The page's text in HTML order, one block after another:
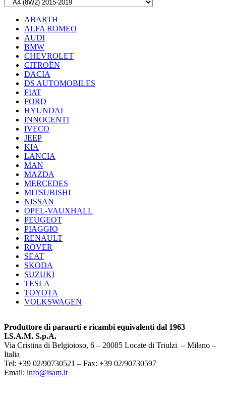
ABARTH
ALFA ROMEO
AUDI
BMW
CHEVROLET
CITROËN
DACIA
DS AUTOMOBILES
FIAT
FORD
HYUNDAI
INNOCENTI
IVECO
JEEP
KIA
LANCIA
MAN
MAZDA
MERCEDES
MITSUBISHI
NISSAN
OPEL-VAUXHALL
PEUGEOT
PIAGGIO
RENAULT
ROVER
SEAT
SKODA
SUZUKI
TESLA
TOYOTA
VOLKSWAGEN
Produttore di paraurti e ricambi equivalenti dal 1963
I.S.A.M. S.p.A.
Via Cristina di Belgioioso, 6 – 20085 Locate di Triulzi – Milano –
Italia
Tel: +39 02/90730521 – Fax: +39 02/90730597
Email: info@isam.it